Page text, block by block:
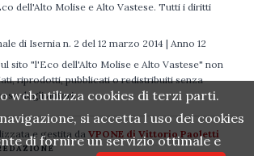
dell'Alto Molise e Alto Vastese. Tutti i diritti
di Isernia n. 2 del 12 marzo 2014 | Anno 12
sito "l'Eco dell'Alto Molise e Alto Vastese" non
riprodotti, pubblicati o redistribuiti senza
degli autori.
e gestita da VPONE di Vittorio Paoletti
web utilizza cookies di terzi parti.
si accetta l uso dei cookies
di fornire un servizio ottimale e